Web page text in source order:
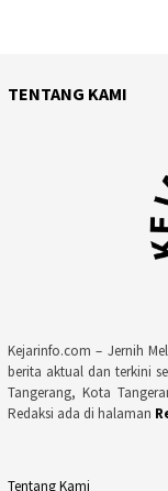
TENTANG KAMI
Kejarinfo.com – Jernih
berita aktual dan terkini
Tangerang, Kota
Redaksi ada di halaman
Tentang Kami